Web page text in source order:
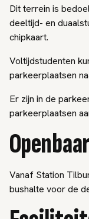
Dit terrein is
deeltijd- en
chipkaart.
Voltijdstudenten
parkeerplaatsen
Er zijn in de
parkeerplaatsen
Vanaf Station
bushalte voor de